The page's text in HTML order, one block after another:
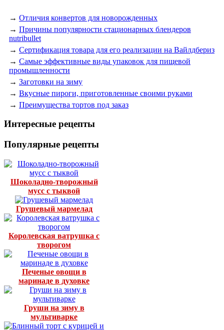
→ Отличия конвертов для новорожденных
→ Причины популярности стационарных блендеров
nutribullet
→ Сертификация товара для его реализации на Вайлдбериз
→ Самые эффективные виды упаковок для пищевой
промышленности
→ Заготовки на зиму
→ Вкусные пироги, приготовленные своими руками
→ Преимущества тортов под заказ
Интересные рецепты
Популярные рецепты
Шоколадно-творожный
мусс с тыквой
Грушевый мармелад
Королевская ватрушка с
творогом
Печеные овощи в
маринаде в духовке
Груши на зиму в
мультиварке